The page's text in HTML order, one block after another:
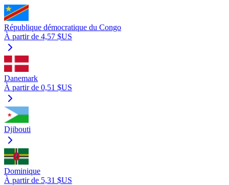
République démocratique du Congo
À partir de 4,57 $US
Danemark
À partir de 0,51 $US
Djibouti
Dominique
À partir de 5,31 $US